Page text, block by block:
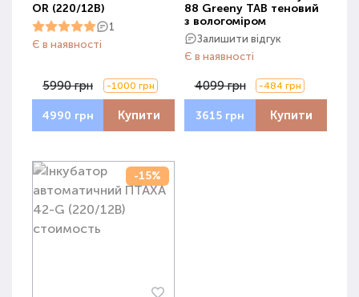
OR (220/12В)
1
Є в наявності
5990 грн -1000 грн
4990 грн Купити
88 Greeny ТАВ теновий
з вологоміром
Залишити відгук
Є в наявності
4099 грн -484 грн
3615 грн Купити
-15%